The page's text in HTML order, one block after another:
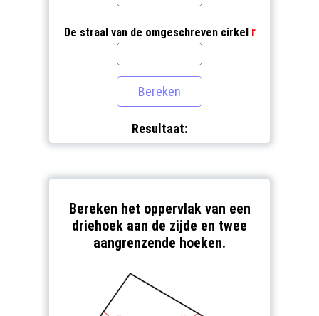
De straal van de omgeschreven cirkel r
Resultaat:
Bereken het oppervlak van een
driehoek aan de zijde en twee
aangrenzende hoeken.